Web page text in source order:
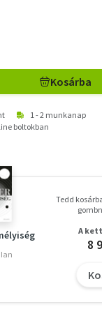
Kosárba
1 - 2 munkanap
boltokban
Tedd
A
8